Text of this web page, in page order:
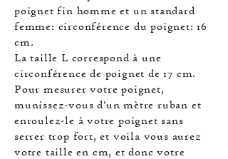
poignet fin homme et un standard
femme: circonférence du poignet: 16
cm.
La taille L correspond à une
circonférence de poignet de 17 cm.
Pour mesurer votre poignet,
munissez-vous d'un mètre ruban et
enroulez-le à votre poignet sans
serrer trop fort, et voila vous aurez
votre taille en cm, et donc votre